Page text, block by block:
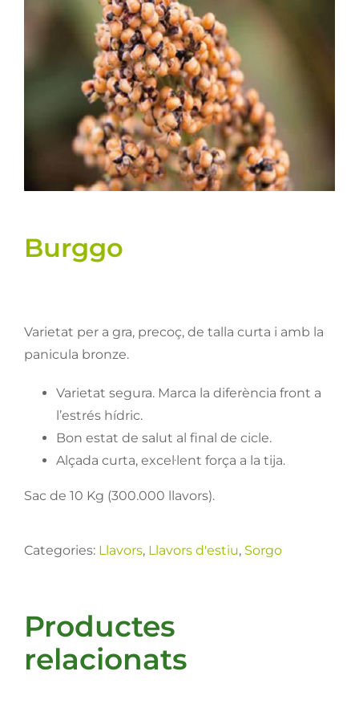
Fitxes de producte
Burggo
Varietat per a gra, precoç, de talla curta i amb la
panicula bronze.
Varietat segura. Marca la diferència front a
l’estrés hídric.
Bon estat de salut al final de cicle.
Alçada curta, excel·lent força a la tija.
Sac de 10 Kg (300.000 llavors).
Categories: Llavors, Llavors d'estiu, Sorgo
Productes
relacionats